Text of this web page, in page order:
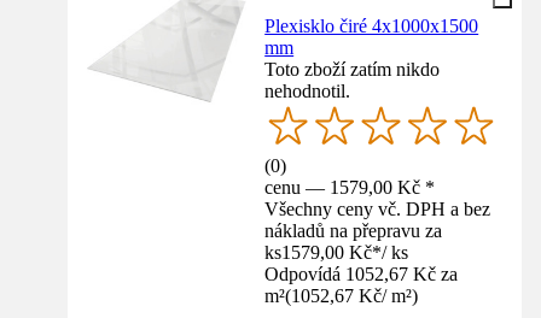
Plexisklo čiré 4x1000x1500
mm
Toto zboží zatím nikdo
nehodnotil.
(0)
cenu — 1579,00 Kč *
Všechny ceny vč. DPH a bez
nákladů na přepravu za
ks1579,00 Kč*/ ks
Odpovídá 1052,67 Kč za
m²(1052,67 Kč/ m²)